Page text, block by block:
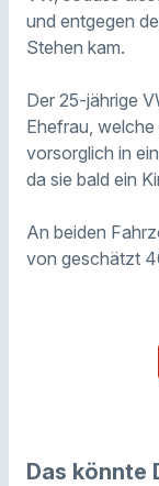
und entgegen
Stehen kam.
Der 25-jährige
Ehefrau,
vorsorglich in
da sie bald ein
An beiden
von geschätzt
Das könnte